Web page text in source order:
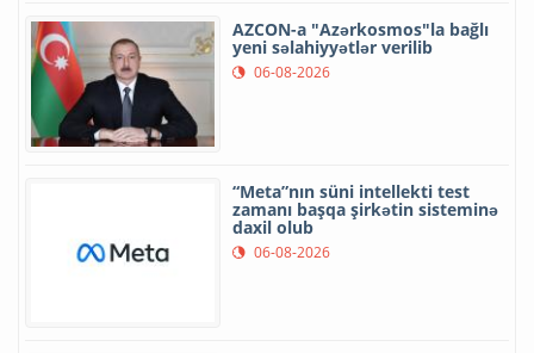
AZCON-a "Azərkosmos"la bağlı
yeni səlahiyyətlər verilib
06-08-2026
“Meta”nın süni intellekti test
zamanı başqa şirkətin sisteminə
daxil olub
06-08-2026